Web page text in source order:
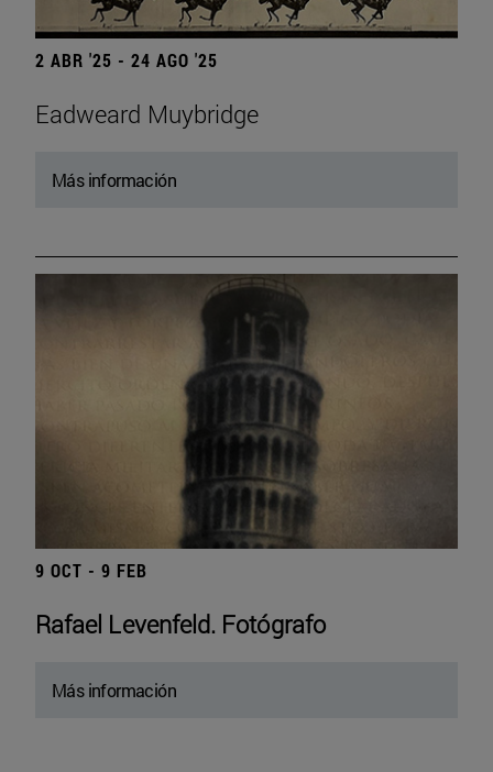
2 ABR '25 - 24 AGO '25
Eadweard Muybridge
Más información
9 OCT - 9 FEB
Rafael Levenfeld. Fotógrafo
Más información